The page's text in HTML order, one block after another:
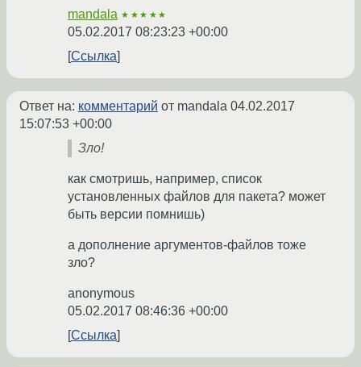
mandala ★★★★★
05.02.2017 08:23:23 +00:00
Ссылка
Ответ на: комментарий от mandala 04.02.2017
15:07:53 +00:00
Зло!
как смотришь, например, список
установленных файлов для пакета? может
быть версии помнишь)
а дополнение аргументов-файлов тоже
зло?
anonymous
05.02.2017 08:46:36 +00:00
Ссылка